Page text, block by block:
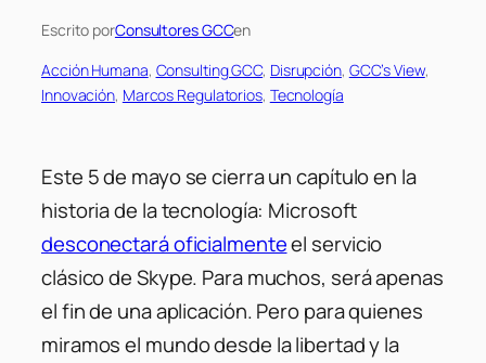
Escrito porConsultores GCCen
Acción Humana, Consulting GCC, Disrupción, GCC’s View
Innovación, Marcos Regulatorios, Tecnología
Este 5 de mayo se cierra un capítulo en la
historia de la tecnología: Microsoft
desconectará oficialmenteel servicio
clásico de Skype. Para muchos, será apenas
el fin de una aplicación. Pero para quienes
miramos el mundo desde la libertad y la